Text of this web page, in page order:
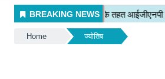
Home ज्योतिष